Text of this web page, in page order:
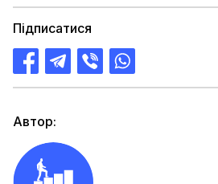
Підписатися
Автор: